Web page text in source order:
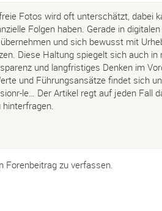
Fotos wird oft unterschätzt, dabei
Folgen haben. Gerade in
und sich bewusst mit
Diese Haltung spiegelt sich auch in
und langfristiges Denken im
und Führungsansätze findet sich
le…
Der Artikel regt auf jeden Fall
Forenbeitrag zu verfassen.